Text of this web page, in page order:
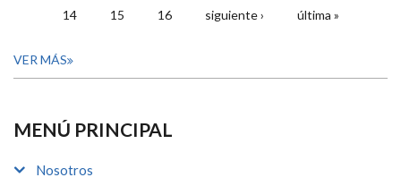
14 15 16 siguiente › última »
VER MÁS
MENÚ PRINCIPAL
Nosotros